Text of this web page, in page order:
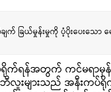
ခြယ်မှုန်းမှုကို ပံ့ပိုးပေးသော မော်ဒ
ရန်အတွက် ကင်မရာမှန်
လူးများသည် အနီးကပ်